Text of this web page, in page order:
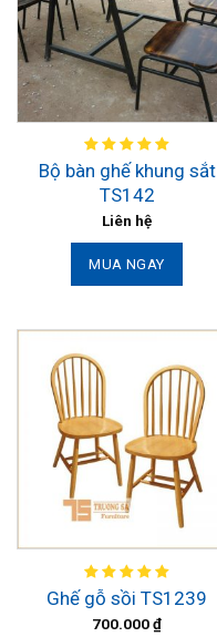
Bộ bàn ghế khung sắt
TS142
Liên hệ
MUA NGAY
Ghế gỗ sồi TS1239
700.000₫